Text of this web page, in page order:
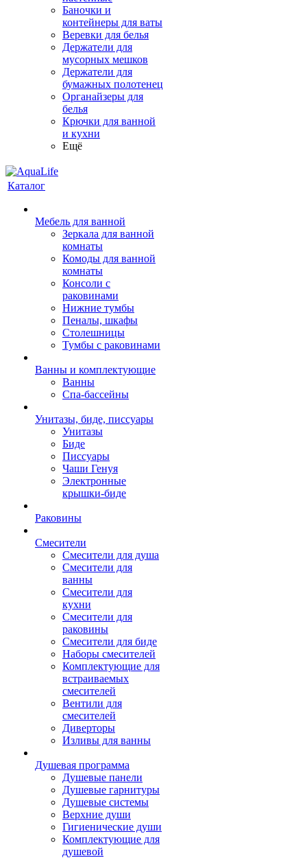
Баночки и
контейнеры для ваты
Веревки для белья
Держатели для
мусорных мешков
Держатели для
бумажных полотенец
Органайзеры для
белья
Крючки для ванной
и кухни
Ещё
Каталог
Мебель для ванной
Зеркала для ванной
комнаты
Комоды для ванной
комнаты
Консоли с
раковинами
Нижние тумбы
Пеналы, шкафы
Столешницы
Тумбы с раковинами
Ванны и комплектующие
Ванны
Спа-бассейны
Унитазы, биде, писсуары
Унитазы
Биде
Писсуары
Чаши Генуя
Электронные
крышки-биде
Раковины
Смесители
Смесители для душа
Смесители для
ванны
Смесители для
кухни
Смесители для
раковины
Смесители для биде
Наборы смесителей
Комплектующие для
встраиваемых
смесителей
Вентили для
смесителей
Диверторы
Изливы для ванны
Душевая программа
Душевые панели
Душевые гарнитуры
Душевые системы
Верхние души
Гигиенические души
Комплектующие для
душевой